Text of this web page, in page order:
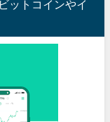
ットコインやイ